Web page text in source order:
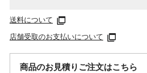
送料について
店舗受取のお支払いについて
商品のお見積りご注文はこちら